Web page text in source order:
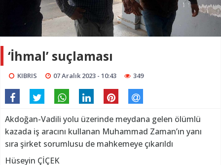
‘İhmal’ suçlaması
KIBRIS 07 Aralık 2023 - 10:43 349
Akdoğan-Vadili yolu üzerinde meydana gelen ölümlü
kazada iş aracını kullanan Muhammad Zaman’ın yanı
sıra şirket sorumlusu de mahkemeye çıkarıldı
Hüseyin ÇİÇEK